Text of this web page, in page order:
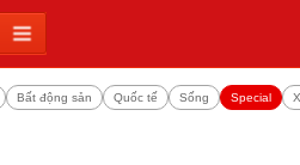
Bất động sản Quốc tế Sống Special